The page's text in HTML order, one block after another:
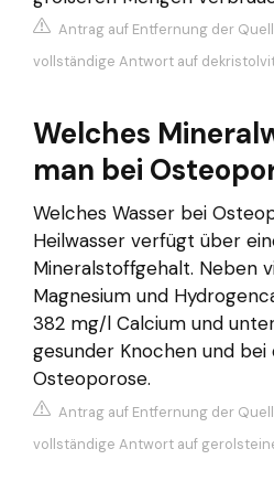
Antrag auf Entfernung der
vollständige Antwort auf
Welches
man bei
Welches Wasser bei
Heilwasser verfügt über
Mineralstoffgehalt. Neben
Magnesium und
382 mg/l Calcium und
gesunder Knochen und
Osteoporose.
Antrag auf Entfernung der
vollständige Antwort auf